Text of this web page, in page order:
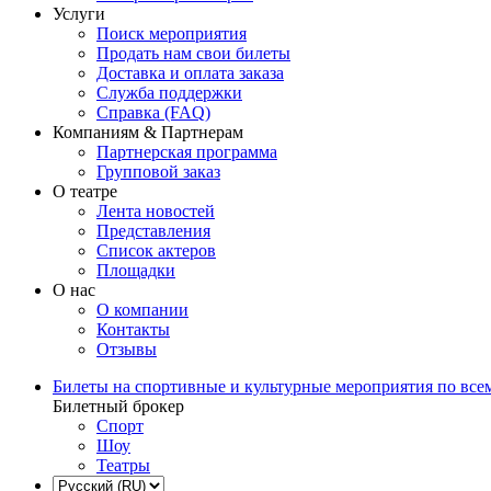
Услуги
Поиск мероприятия
Продать нам свои билеты
Доставка и оплата заказа
Служба поддержки
Справка (FAQ)
Компаниям & Партнерам
Партнерская программа
Групповой заказ
О театре
Лента новостей
Представления
Список актеров
Площадки
О нас
О компании
Контакты
Отзывы
Билеты на спортивные и культурные мероприятия по
Билетный брокер
Спорт
Шоу
Театры